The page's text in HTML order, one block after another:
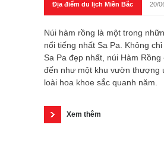
Địa điểm du lịch Miền Bắc 20/
Núi hàm rồng là một trong
nổi tiếng nhất Sa Pa. Không
Sa Pa đẹp nhất, núi Hàm
đến như một khu vườn thượng
loài hoa khoe sắc quanh năm.
Xem thêm